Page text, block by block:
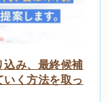
込み、最終候補
く方法を取っ